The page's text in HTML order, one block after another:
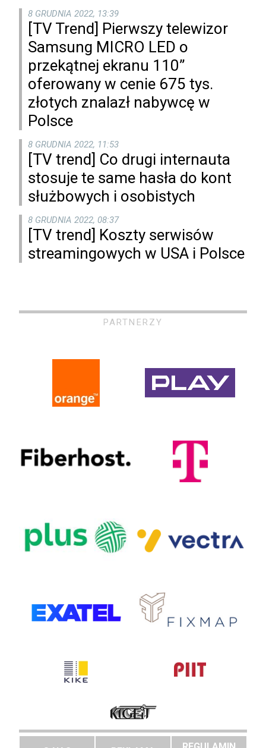
8 GRUDNIA 2022, 13:39
[TV Trend] Pierwszy telewizor
Samsung MICRO LED o
przekątnej ekranu 110”
oferowany w cenie 675 tys.
złotych znalazł nabywcę w
Polsce
8 GRUDNIA 2022, 11:53
[TV trend] Co drugi internauta
stosuje te same hasła do kont
służbowych i osobistych
8 GRUDNIA 2022, 08:37
[TV trend] Koszty serwisów
streamingowych w USA i Polsce
PARTNERZY